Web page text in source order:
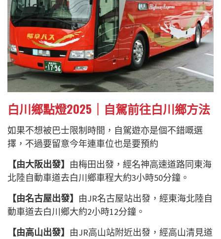
白川鄉點燈2025｜自駕前往白川鄉方法
如果不想被巴士限制時間，自駕遊亦是個不錯嘅選
擇，不過要留意今年連車位也是要預約
【由大阪出發】 由梅田出發，經名神高速道路同東海
北陸自動車道去白川鄉車程大約3小時50分鐘。
【由名古屋出發】 由JR名古屋站出發，經東海北陸自
動車道去白川鄉大約2小時12分鐘。
【由高山出發】 由JR高山站附近出發，經高山清見道